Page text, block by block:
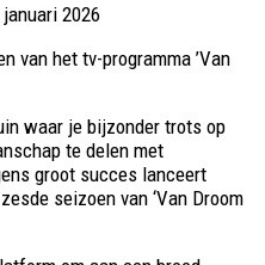
2026
van het tv-programma ’Van
waar je bijzonder trots op
te delen met
groot succes lanceert
seizoen van ‘Van Droom